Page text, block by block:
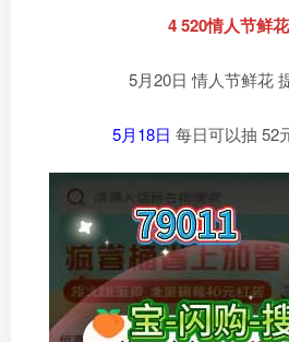
4 520情人节鲜
5月20日 情人节鲜花
5月18日 每日可以抽 52